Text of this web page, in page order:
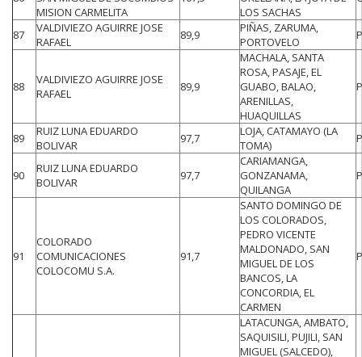
MISION CARMELITA
LOS SACHAS
87
VALDIVIEZO AGUIRRE JOSE
RAFAEL
89,9
PIÑAS, ZARUMA,
PORTOVELO
88
VALDIVIEZO AGUIRRE JOSE
RAFAEL
89,9
MACHALA, SANTA
ROSA, PASAJE, EL
GUABO, BALAO,
ARENILLAS,
HUAQUILLAS
89
RUIZ LUNA EDUARDO
BOLIVAR
97,7
LOJA, CATAMAYO (LA
TOMA)
90
RUIZ LUNA EDUARDO
BOLIVAR
97,7
CARIAMANGA,
GONZANAMA,
QUILANGA
91
COLORADO
COMUNICACIONES
COLOCOMU S.A.
91,7
SANTO DOMINGO DE
LOS COLORADOS,
PEDRO VICENTE
MALDONADO, SAN
MIGUEL DE LOS
BANCOS, LA
CONCORDIA, EL
CARMEN
LATACUNGA, AMBATO,
SAQUISILI, PUJILI, SAN
MIGUEL (SALCEDO),